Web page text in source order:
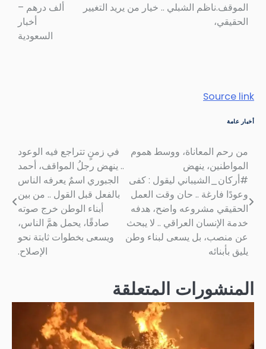
الموقف.ناظم الشبلي .. خيار من يريد التغيير
الحقيقي،
ألف درهم –
أخبار
السعودية
Source link
أخبار عامة
تصفّح
المقالات
من رحم المعاناة، ووسط هموم
المواطنين، ينهض
#أركان_الشيباني ليقول : كفى
وعودًا فارغة .. حان وقت العمل
الحقيقي مشروعه واضح، هدفه
خدمة الإنسان العراقي .. لا يبحث
عن منصب، بل يسعى لبناء وطن
يليق بأبنائه
في زمنٍ تتراجع فيه الوعود
.. ينهض رجلُ المواقف، أحمد
الجبوري اسمٌ يعرفه الناس
بالفعل قبل القول .. من بين
أبناء الوطن خرج صوته
صادقًا، يحمل همَّ الناس،
ويسعى بخطوات ثابتة نحو
الإصلاح.
المنشورات المتعلقة